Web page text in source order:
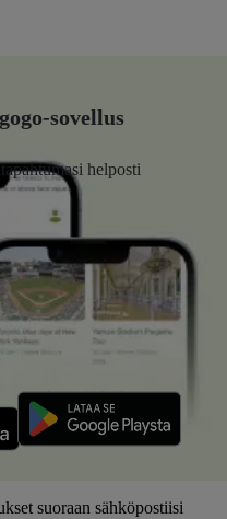
sovellus
helposti
suoraan sähköpostiisi